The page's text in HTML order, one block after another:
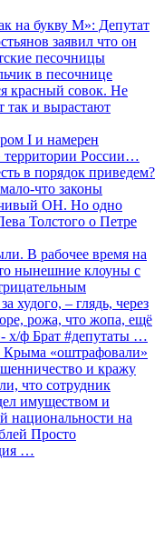
на букву М»: Депутат
заявил что он
песочницы
в песочнице
красный совок. Не
так и вырастают
I и намерен
территории России…
в порядок приведем?
что законы
ОН. Но одно
Толстого о Петре
В рабочее время на
нынешние клоуны с
худого, – глядь, через
рожа, что жопа, ещё
х/ф Брат #депутаты …
Крыма «оштрафовали»
и кражу
что сотрудник
имуществом и
национальности на
Просто
…